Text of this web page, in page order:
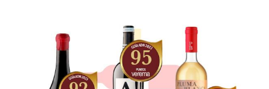
puntuaciones